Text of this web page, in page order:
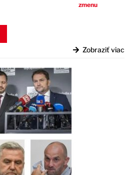
zmenu
Zobraziť viac